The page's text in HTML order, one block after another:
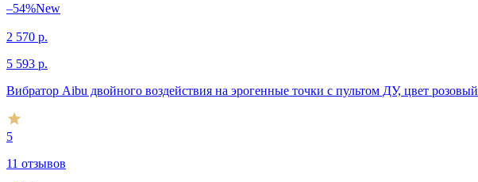
–54%New
2 570 р.
5 593 р.
Вибратор Aibu двойного воздействия на эрогенные точки с пультом ДУ, цвет розовый
5
11 отзывов